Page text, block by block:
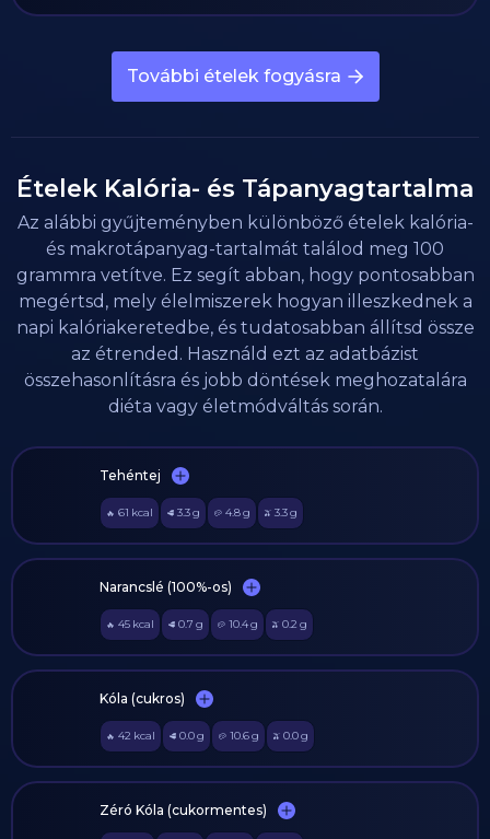
További ételek fogyásra
Ételek Kalória- és Tápanyagtartalma
Az alábbi gyűjteményben különböző ételek kalória-
és makrotápanyag-tartalmát találod meg 100
grammra vetítve. Ez segít abban, hogy pontosabban
megértsd, mely élelmiszerek hogyan illeszkednek a
napi kalóriakeretedbe, és tudatosabban állítsd össze
az étrended. Használd ezt az adatbázist
összehasonlításra és jobb döntések meghozatalára
diéta vagy életmódváltás során.
Tehéntej
🔥 61 kcal 🥩 3.3g 🥔 4.8g 🫒 3.3g
Narancslé (100%-os)
🔥 45 kcal 🥩 0.7 g 🥔 10.4g 🫒 0.2 g
Kóla (cukros)
🔥 42 kcal 🥩 0.0g 🥔 10.6g 🫒 0.0g
Zéró Kóla (cukormentes)